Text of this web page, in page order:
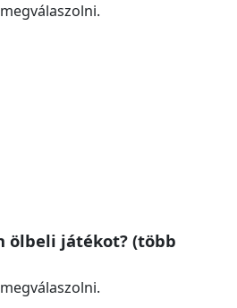
ölbeli játékot? (több